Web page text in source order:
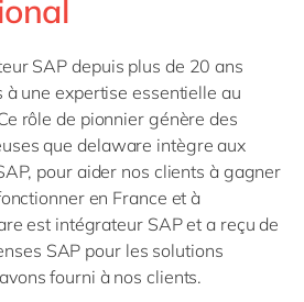
SAP depuis plus de 20 ans
à une expertise essentielle au
rôle de pionnier génère des
que delaware intègre aux
pour aider nos clients à gagner
en France et à
est intégrateur SAP et a reçu de
SAP pour les solutions
fourni à nos clients.